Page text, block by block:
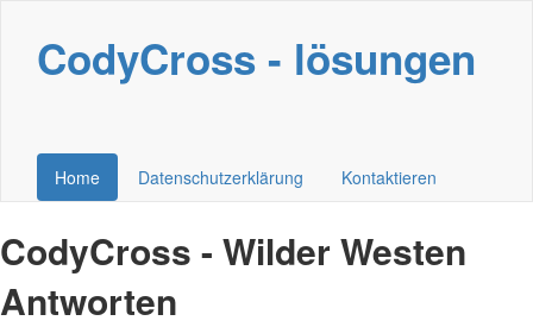
CodyCross - lösungen
Home Datenschutzerklärung Kontaktieren
CodyCross - Wilder Westen
Antworten